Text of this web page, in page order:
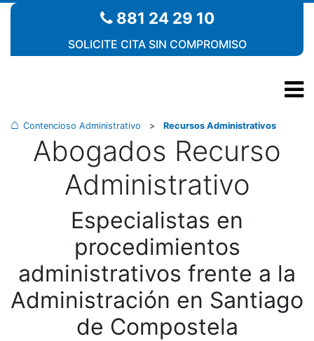
881 24 29 10
SOLICITE CITA SIN COMPROMISO
Contencioso Administrativo > Recursos Administrativos
Abogados Recurso
Administrativo
Especialistas en
procedimientos
administrativos frente a la
Administración en Santiago
de Compostela